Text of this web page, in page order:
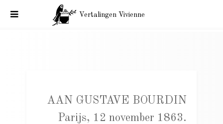
Vertalingen Vivienne
AAN GUSTAVE BOURDIN
Parijs, 12 november 1863.